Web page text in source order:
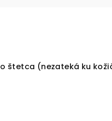
štetca (nezateká ku